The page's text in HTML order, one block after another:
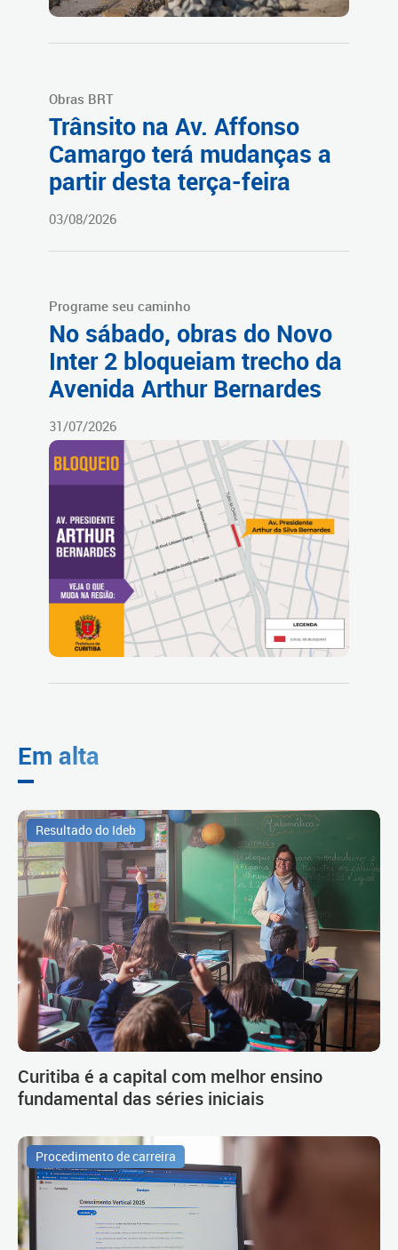
Obras BRT
Trânsito na Av. Affonso
Camargo terá mudanças a
partir desta terça-feira
03/08/2026
Programe seu caminho
No sábado, obras do Novo
Inter 2 bloqueiam trecho da
Avenida Arthur Bernardes
31/07/2026
Em alta
Resultado do Ideb
Curitiba é a capital com melhor ensino
fundamental das séries iniciais
Procedimento de carreira